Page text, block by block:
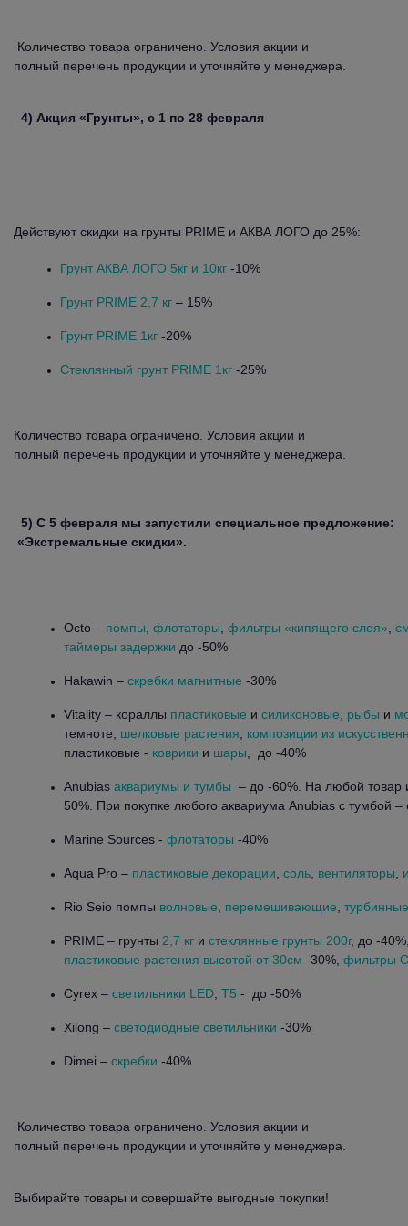
Количество товара ограничено. Условия акции и
полный перечень продукции и уточняйте у менеджера.
4) Акция «Грунты», с 1 по 28 февраля
Действуют скидки на грунты PRIME и АКВА ЛОГО до 25%:
Грунт АКВА ЛОГО 5кг и 10кг -10%
Грунт PRIME 2,7 кг – 15%
Грунт PRIME 1кг -20%
Стеклянный грунт PRIME 1кг -25%
Количество товара ограничено. Условия акции и
полный перечень продукции и уточняйте у менеджера.
5) С 5 февраля мы запустили специальное предложение:
«Экстремальные скидки».
Octo – помпы флотаторы фильтры «кипящего слоя»
таймеры задержки до -50%
Hakawin – скребки магнитные -30%
Vitality – кораллы пластиковые и силиконовые рыбы и
темноте, шелковые растения
композиции из
пластиковые - коврики и шары , до -40%
Anubias аквариумы и тумбы – до -60%. На любой товар
50%. При покупке любого аквариума Anubias c тумбой –
Marine Sources - флотаторы -40%
Aqua Pro – пластиковые декорации соль вентиляторы
Rio Seio помпы волновые перемешивающие
PRIME – грунты 2,7 кг и стеклянные грунты 200г, до -
пластиковые растения высотой от 30см -30%, фильтры
Cyrex – светильники LED T5 - до -50%
Xilong – светодиодные светильники -30%
Dimei – скребки -40%
Количество товара ограничено. Условия акции и
полный перечень продукции и уточняйте у менеджера.
Выбирайте товары и совершайте выгодные покупки!